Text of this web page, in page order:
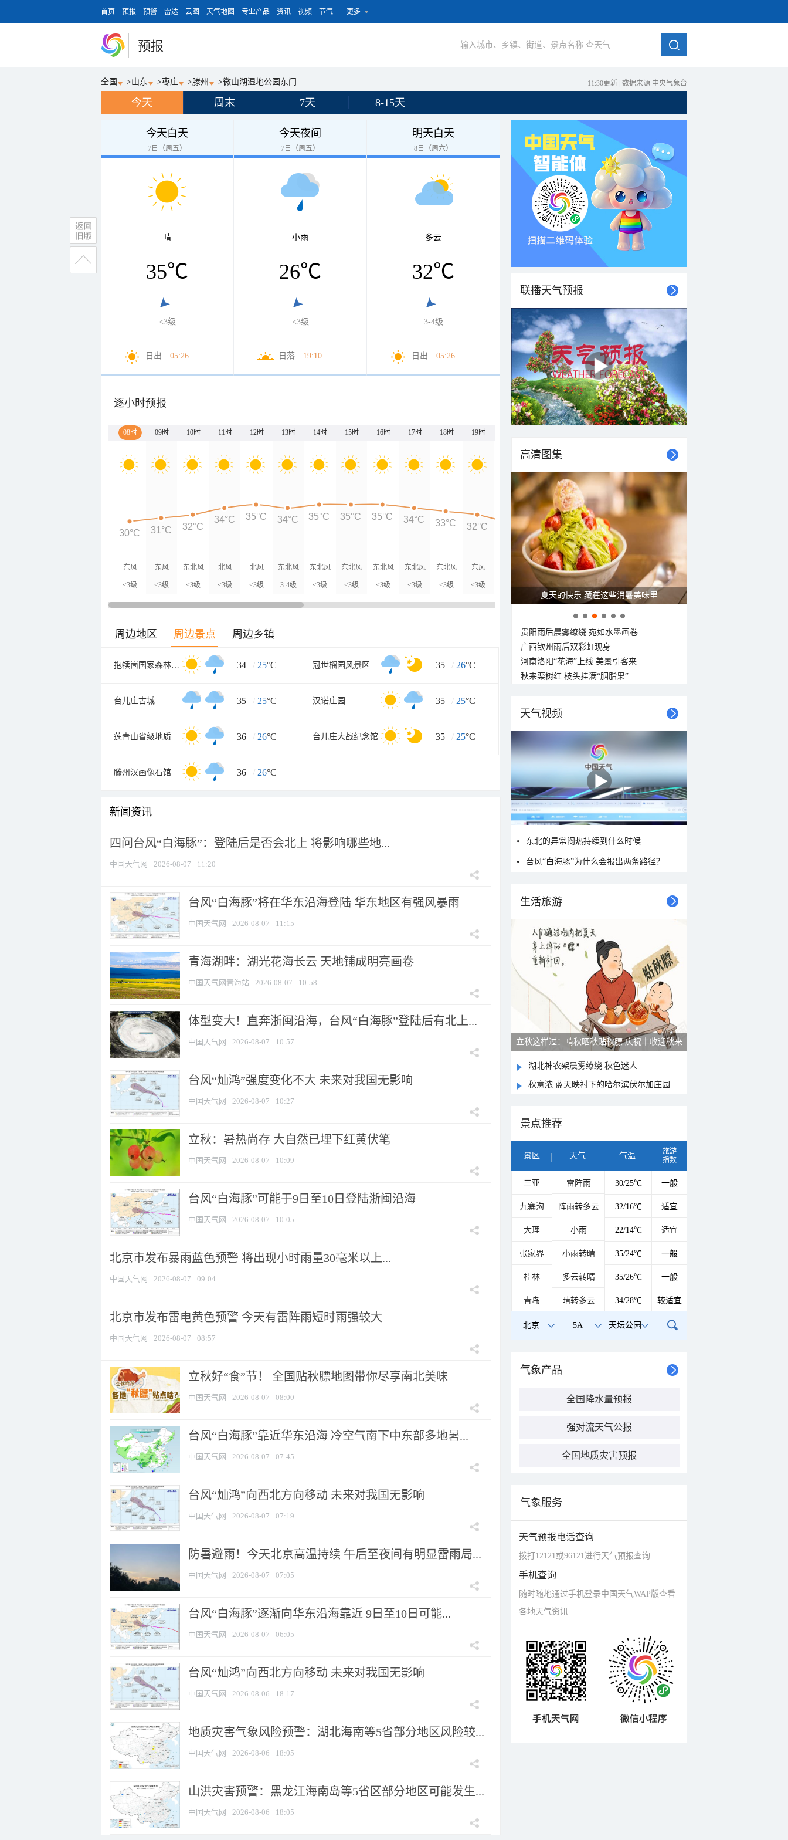
首页 预报 预警 雷达 云图 天气地图 专业产品 资讯 视频 节气 更多
预报
全国 >山东 >枣庄 >滕州 >微山湖湿地公园东门 11:30更新 数据来源 中央气象台
今天 周末 7天 8-15天
今天白天
7日（周五）
晴
35℃
<3级
日出 05:26
今天夜间
7日（周五）
小雨
26℃
<3级
日落 19:10
明天白天
8日（周六）
多云
32℃
3-4级
日出 05:26
逐小时预报
08时 09时 10时 11时 12时 13时 14时 15时 16时 17时 18时 19时
东风
<3级
东风
<3级
东北风
<3级
北风
<3级
北风
<3级
东北风
3-4级
东北风
<3级
东北风
<3级
东北风
<3级
东北风
<3级
东北风
<3级
东风
<3级 <3级
东北风
<3级
东北风
<3级
东北风
<3级 <3级
东北风
<3级
30°C 31°C 32°C
34°C 35°C 34°C 35°C 35°C 35°C 34°C 33°C 32°C
30°C 31°C
29°C 29°C 28°C
周边地区 周边景点 周边乡镇
抱犊崮国家森林公园 34 / 25°C 冠世榴园风景区 35 / 26°C
台儿庄古城 35 / 25°C 汉诺庄园 35 / 25°C
莲青山省级地质公园 36 / 26°C 台儿庄大战纪念馆 35 / 25°C
滕州汉画像石馆 36 / 26°C
新闻资讯
四问台风“白海豚”：登陆后是否会北上 将影响哪些地...
中国天气网 2026-08-07 11:20
台风“白海豚”将在华东沿海登陆 华东地区有强风暴雨
中国天气网 2026-08-07 11:15
青海湖畔：湖光花海长云 天地铺成明亮画卷
中国天气网青海站 2026-08-07 10:58
体型变大！直奔浙闽沿海，台风“白海豚”登陆后有北上...
中国天气网 2026-08-07 10:57
台风“灿鸿”强度变化不大 未来对我国无影响
中国天气网 2026-08-07 10:27
立秋：暑热尚存 大自然已埋下红黄伏笔
中国天气网 2026-08-07 10:09
台风“白海豚”可能于9日至10日登陆浙闽沿海
中国天气网 2026-08-07 10:05
北京市发布暴雨蓝色预警 将出现小时雨量30毫米以上...
中国天气网 2026-08-07 09:04
北京市发布雷电黄色预警 今天有雷阵雨短时雨强较大
中国天气网 2026-08-07 08:57
立秋好“食”节！ 全国贴秋膘地图带你尽享南北美味
中国天气网 2026-08-07 08:00
台风“白海豚”靠近华东沿海 冷空气南下中东部多地暑...
中国天气网 2026-08-07 07:45
台风“灿鸿”向西北方向移动 未来对我国无影响
中国天气网 2026-08-07 07:19
防暑避雨！今天北京高温持续 午后至夜间有明显雷雨局...
中国天气网 2026-08-07 07:05
台风“白海豚”逐渐向华东沿海靠近 9日至10日可能...
中国天气网 2026-08-07 06:05
台风“灿鸿”向西北方向移动 未来对我国无影响
中国天气网 2026-08-06 18:17
地质灾害气象风险预警：湖北海南等5省部分地区风险较...
中国天气网 2026-08-06 18:05
山洪灾害预警：黑龙江海南岛等5省区部分地区可能发生...
中国天气网 2026-08-06 18:05
联播天气预报
高清图集
广西南宁：盛夏里的“绿野仙踪”
贵阳雨后晨雾缭绕 宛如水墨画卷
广西钦州雨后双彩虹现身
河南洛阳“花海”上线 美景引客来
秋来栾树红 枝头挂满“胭脂果”
天气视频
东北的异常闷热持续到什么时候
台风“白海豚”为什么会报出两条路径？
生活旅游
雨后峨眉沟壑尽显 金顶显真容
湖北神农架晨雾缭绕 秋色迷人
秋意浓 蓝天映衬下的哈尔滨伏尔加庄园
景点推荐
景区 天气 气温
旅游
指数
三亚 雷阵雨 30/25℃ 一般
九寨沟 阵雨转多云 32/16℃ 适宜
大理 小雨 22/14℃ 适宜
张家界 小雨转晴 35/24℃ 一般
桂林 多云转晴 35/26℃ 一般
青岛 晴转多云 34/28℃ 较适宜
北京 5A 天坛公园
气象产品
全国降水量预报
强对流天气公报
全国地质灾害预报
气象服务
天气预报电话查询
拨打12121或96121进行天气预报查询
手机查询
随时随地通过手机登录中国天气WAP版查看
各地天气资讯